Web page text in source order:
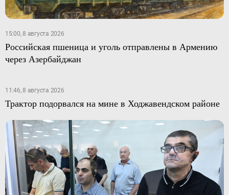
15:00, 8 августа 2026
Российская пшеница и уголь отправлены в Армению
через Азербайджан
11:46, 8 августа 2026
Трактор подорвался на мине в Ходжавендском районе